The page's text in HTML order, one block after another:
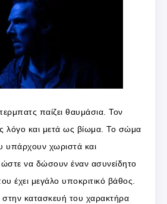
παίζει θαυμάσια. Τον
λόγο και μετά ως βίωμα. Το σώμα
υπάρχουν χωριστά και
να δώσουν έναν ασυνείδητο
έχει μεγάλο υποκριτικό βάθος.
κατασκευή του χαρακτήρα